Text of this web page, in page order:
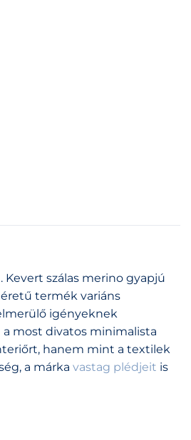
szálas merino gyapjú
termék variáns
igényeknek
most divatos minimalista
hanem mint a textilek
a márka vastag plédjeit is